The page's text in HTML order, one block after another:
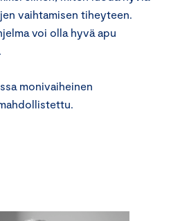
vaihtamisen tiheyteen.
voi olla hyvä apu
monivaiheinen